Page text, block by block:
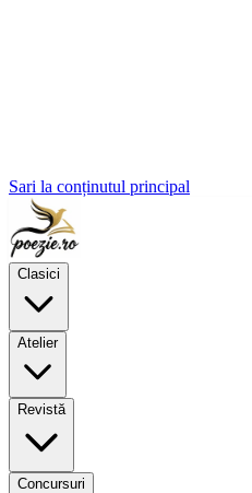
Sari la conținutul principal
Clasici
Atelier
Revistă
Concursuri